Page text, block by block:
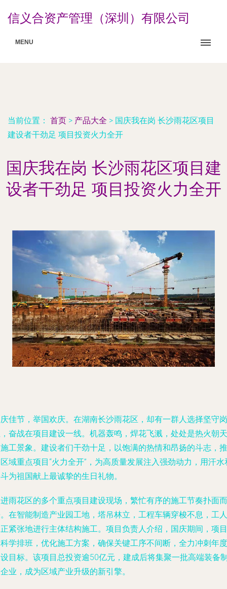
信义合资产管理（深圳）有限公司
MENU
当前位置： 首页 > 产品大全 > 国庆我在岗 长沙雨花区项目
建设者干劲足 项目投资火力全开
国庆我在岗 长沙雨花区项目建
设者干劲足 项目投资火力全开
佳节，举国欢庆。在湖南长沙雨花区，却有一群人选择坚守岗
奋战在项目建设一线。机器轰鸣，焊花飞溅，处处是热火朝天
工景象。建设者们干劲十足，以饱满的热情和昂扬的斗志，推
域重点项目“火力全开”，为高质量发展注入强劲动力，用汗水
为祖国献上最诚挚的生日礼物。
雨花区的多个重点项目建设现场，繁忙有序的施工节奏扑面而
在智能制造产业园工地，塔吊林立，工程车辆穿梭不息，工人
紧张地进行主体结构施工。项目负责人介绍，国庆期间，项目
学排班，优化施工方案，确保关键工序不间断，全力冲刺年度
目标。该项目总投资逾50亿元，建成后将集聚一批高端装备
业，成为区域产业升级的新引擎。